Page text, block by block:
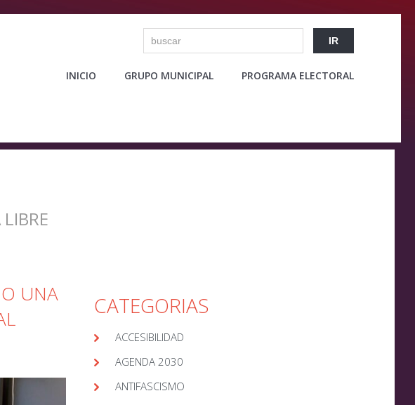
INICIO GRUPO MUNICIPAL PROGRAMA ELECTORAL
UNA
CATEGORIAS
ACCESIBILIDAD
AGENDA 2030
ANTIFASCISMO